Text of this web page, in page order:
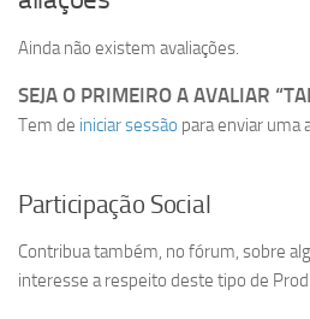
Ainda não existem avaliações.
SEJA O PRIMEIRO A AVALIAR
Tem de iniciar sessão para enviar uma
Participação Social
Contribua também, no fórum, sobre
interesse a respeito deste tipo de